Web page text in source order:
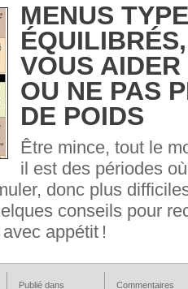
MENUS
VOUS
OU NE PAS
DE POIDS
Être mince, tout le
il est des périodes
donc plus
conseils pour
appétit !
Publié dans
Commentaires